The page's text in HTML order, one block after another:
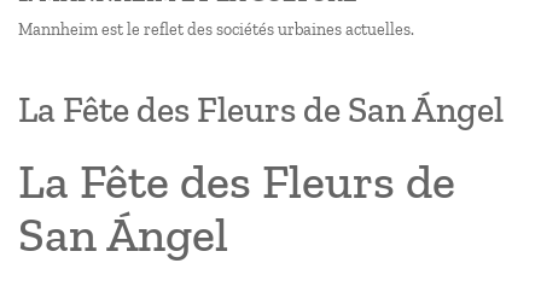
Mannheim est le reflet des sociétés urbaines actuelles.
La Fête des Fleurs de San Ángel
La Fête des Fleurs de
San Ángel